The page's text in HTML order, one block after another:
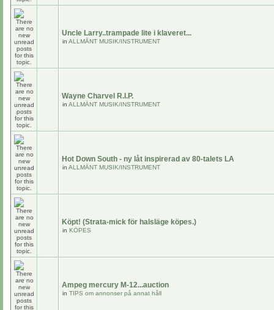
Uncle Larry..trampade lite i klaveret...
in ALLMÄNT MUSIK/INSTRUMENT
Wayne Charvel R.I.P.
in ALLMÄNT MUSIK/INSTRUMENT
Hot Down South - ny låt inspirerad av 80-talets LA
in ALLMÄNT MUSIK/INSTRUMENT
Köpt! (Strata-mick för halsläge köpes.)
in KÖPES
Ampeg mercury M-12...auction
in TIPS om annonser på annat håll